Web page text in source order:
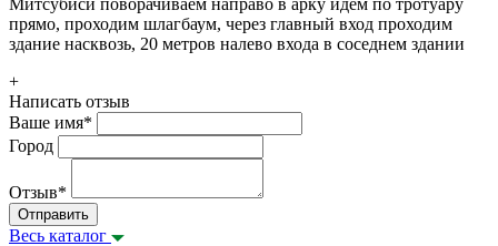
Митсубиси поворачиваем направо в арку идем по тротуару
прямо, проходим шлагбаум, через главный вход проходим
здание насквозь, 20 метров налево входа в соседнем здании
+
Написать отзыв
Ваше имя*
Город
Отзыв*
Отправить
Весь каталог